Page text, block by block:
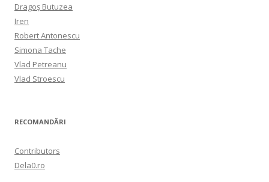
Dragoș Butuzea
Iren
Robert Antonescu
Simona Tache
Vlad Petreanu
Vlad Stroescu
RECOMANDĂRI
Contributors
Dela0.ro